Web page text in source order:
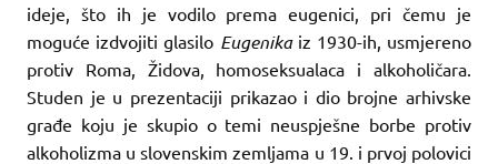
ideje, što ih je vodilo prema eugenici, pri čemu je
moguće izdvojiti glasilo Eugenikaiz 1930-ih, usmjereno
protiv Roma, Židova, homoseksualaca i alkoholičara.
Studen je u prezentaciji prikazao i dio brojne arhivske
građe koju je skupio o temi neuspješne borbe protiv
alkoholizma u slovenskim zemljama u 19. i prvoj polovici